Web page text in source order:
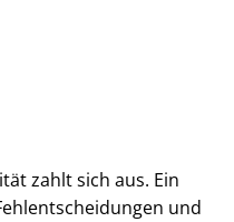
zahlt sich aus. Ein
und